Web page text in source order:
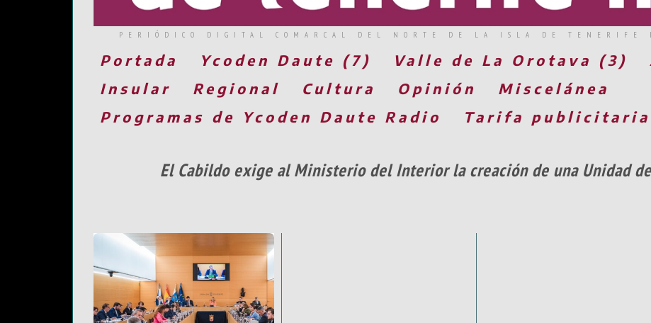
PERIÓDICO DIGITAL COMARCAL DEL NORTE DE LA ISLA DE TENERIFE
Portada Ycoden Daute (7) Valle de La Orotava (3)
Insular
Regional Cultura Opinión
Miscelánea
Programas de Ycoden Daute Radio
Tarifa publicitaria
El Cabildo exige al Ministerio del Interior la creación de una Unidad